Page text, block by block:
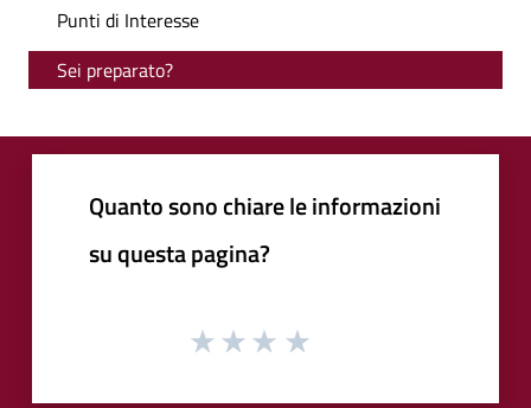
Punti di Interesse
Sei preparato?
Quanto sono chiare le informazioni
su questa pagina?